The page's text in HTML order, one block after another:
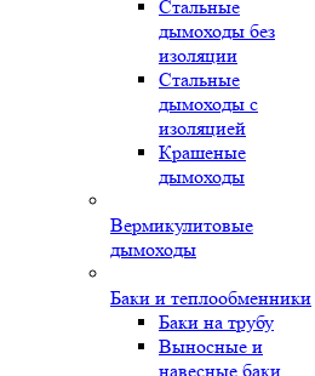
Стальные
дымоходы без
изоляции
Стальные
дымоходы с
изоляцией
Крашеные
дымоходы
Вермикулитовые
дымоходы
Баки и теплообменники
Баки на трубу
Выносные и
навесные баки